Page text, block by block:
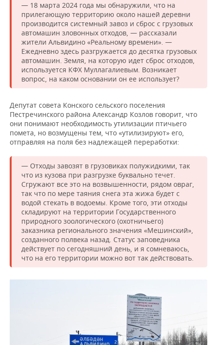
— 18 марта 2024 года мы обнаружили, что на
прилегающую территорию около нашей деревни
производится системный завоз и сброс с грузовых
автомашин зловонных отходов, — рассказали
жители Альвидино «Реальному времени». —
Ежедневно здесь разгружается до десятка грузовых
автомашин. Земля, на которую идет сброс отходов,
используется КФХ Муллагалиевым. Возникает
вопрос, на каком основании он ее использует?
Депутат совета Конского сельского поселения
Пестречинского района Александр Козлов говорит, что
они понимают необходимость утилизации птичьего
помета, но возмущены тем, что «утилизируют» его,
отправляя на поля без надлежащей переработки:
— Отходы завозят в грузовиках полужидкими, так
что из кузова при разгрузке буквально течет.
Сгружают все это на возвышенности, рядом овраг,
так что по мере таяния снега эта жижа будет с
водой стекать в водоемы. Кроме того, эти отходы
складируют на территории Государственного
природного зоологического (охотничьего)
заказника регионального значения «Мешинский»,
созданного полвека назад. Статус заповедника
действует по сегодняшний день, и я сомневаюсь,
что на его территории можно вот так действовать.